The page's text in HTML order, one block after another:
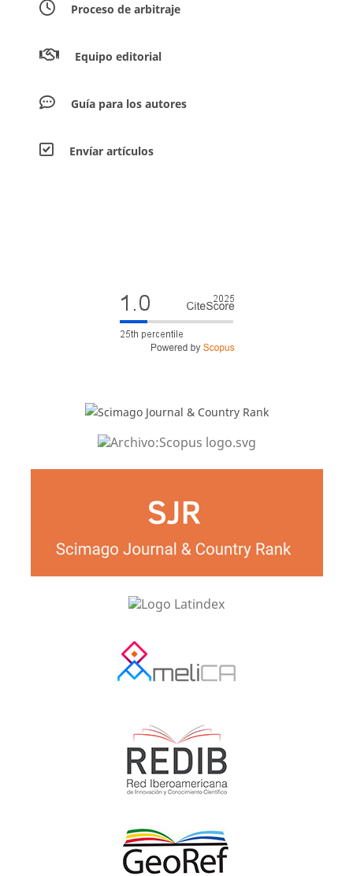
Proceso de arbitraje
Equipo editorial
Guía para los autores
Envíar artículos